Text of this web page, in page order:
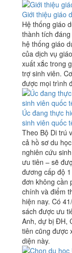
Giới thiệu giáo
Hệ thống giáo
thành tích
hệ thống giáo
của dịch vụ
xuất xắc trong
trợ sinh viên.
được mọi trình
Úc đang thực
sinh viên quốc
Theo Bộ Di trú
cả hồ sơ du
nghiên cứu
ưu tiên – sẽ
đương cấp độ
đơn không cần
chính và điểm
hiện nay. Có
sách được ưu
Anh, dự bị ĐH,
tiên cũng được
diện này.